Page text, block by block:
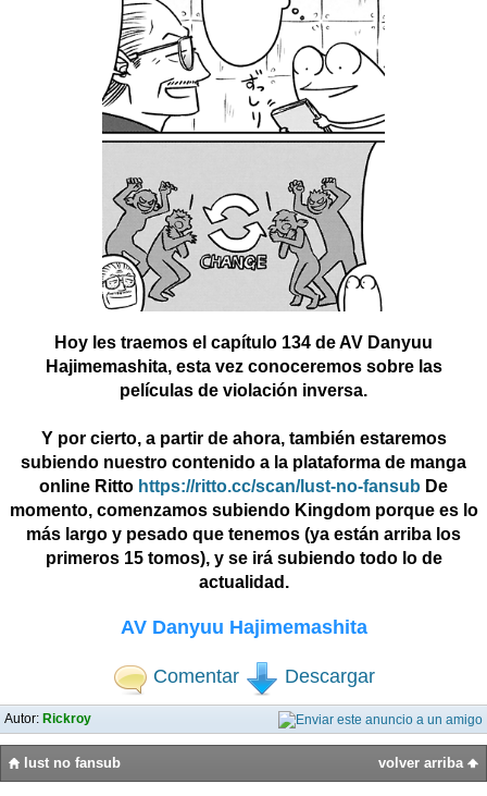
Hoy les traemos el capítulo 134 de AV Danyuu
Hajimemashita, esta vez conoceremos sobre las
películas de violación inversa.
Y por cierto, a partir de ahora, también estaremos
subiendo nuestro contenido a la plataforma de manga
online Ritto https://ritto.cc/scan/lust-no-fansub De
momento, comenzamos subiendo Kingdom porque es lo
más largo y pesado que tenemos (ya están arriba los
primeros 15 tomos), y se irá subiendo todo lo de
actualidad.
AV Danyuu Hajimemashita
Comentar Descargar
Autor: Rickroy
volver arriba
lust no fansub